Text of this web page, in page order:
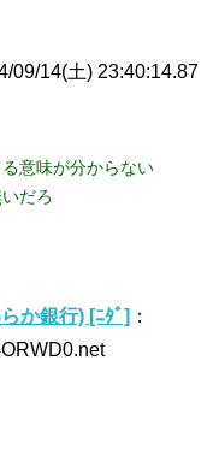
09/14(土) 23:40:14.87
意味が分からない
だろ
か銀行) [ﾆﾀﾞ] ：